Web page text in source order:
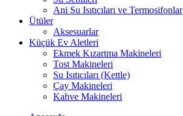
Ani Su Isıtıcıları ve Termosifonlar
Ütüler
Aksesuarlar
Küçük Ev Aletleri
Ekmek Kızartma Makineleri
Tost Makineleri
Su Isıtıcıları (Kettle)
Çay Makineleri
Kahve Makineleri